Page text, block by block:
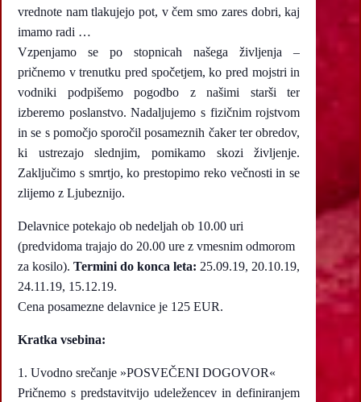
vrednote nam tlakujejo pot, v čem smo zares dobri, kaj
imamo radi …
Vzpenjamo se po stopnicah našega življenja –
pričnemo v trenutku pred spočetjem, ko pred mojstri in
vodniki podpišemo pogodbo z našimi starši ter
izberemo poslanstvo. Nadaljujemo s fizičnim rojstvom
in se s pomočjo sporočil posameznih čaker ter obredov,
ki ustrezajo slednjim, pomikamo skozi življenje.
Zaključimo s smrtjo, ko prestopimo reko večnosti in se
zlijemo z Ljubeznijo.
Delavnice potekajo ob nedeljah ob 10.00 uri
(predvidoma trajajo do 20.00 ure z vmesnim odmorom
za kosilo). Termini do konca leta: 25.09.19, 20.10.19,
24.11.19, 15.12.19.
Cena posamezne delavnice je 125 EUR.
Kratka vsebina:
1. Uvodno srečanje »POSVEČENI DOGOVOR«
Pričnemo s predstavitvijo udeležencev in definiranjem